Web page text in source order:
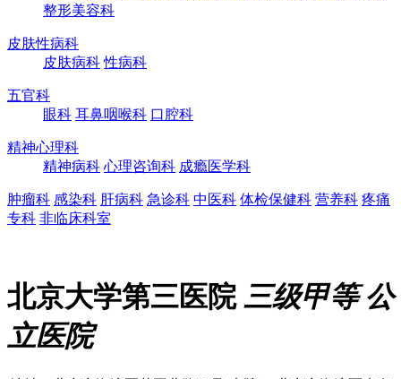
整形美容科
皮肤性病科
皮肤病科 性病科
五官科
眼科 耳鼻咽喉科 口腔科
精神心理科
精神病科 心理咨询科 成瘾医学科
肿瘤科 感染科 肝病科 急诊科 中医科 体检保健科 营养科 疼痛
专科 非临床科室
北京大学第三医院 三级甲等 公
立医院